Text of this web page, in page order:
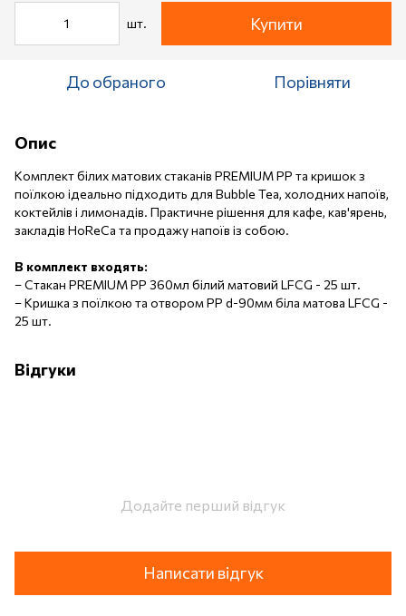
шт. Купити
До обраного Порівняти
Опис
Комплект білих матових стаканів PREMIUM PP та кришок з
поїлкою ідеально підходить для Bubble Tea, холодних напоїв,
коктейлів і лимонадів. Практичне рішення для кафе, кав'ярень,
закладів HoReCa та продажу напоїв із собою.
В комплект входять:
–Стакан PREMIUM PP 360мл білий матовий LFCG - 25 шт.
–Кришка з поїлкою та отвором PP d-90мм біла матова LFCG -
25 шт.
Відгуки
Додайте перший відгук
Написати відгук